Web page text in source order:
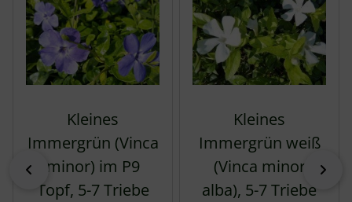
zurück
Kleines
Immergrün (Vinca
minor) im P9
Topf, 5-7 Triebe
Kleines
Immergrün weiß
(Vinca minor
alba), 5-7 Triebe